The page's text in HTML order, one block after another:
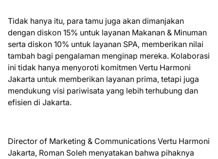
Tidak hanya itu, para tamu juga akan dimanjakan
dengan diskon 15% untuk layanan Makanan & Minuman
serta diskon 10% untuk layanan SPA, memberikan nilai
tambah bagi pengalaman menginap mereka. Kolaborasi
ini tidak hanya menyoroti komitmen Vertu Harmoni
Jakarta untuk memberikan layanan prima, tetapi juga
mendukung visi pariwisata yang lebih terhubung dan
efisien di Jakarta.
Director of Marketing & Communications Vertu Harmoni
Jakarta, Roman Soleh menyatakan bahwa pihaknya